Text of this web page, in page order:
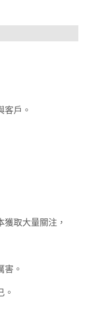
客戶。
取大量關注，
害。
。